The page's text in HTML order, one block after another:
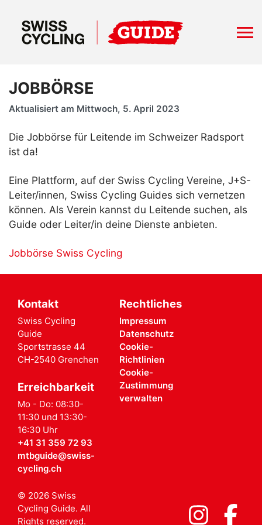
JOBBÖRSE
Aktualisiert am Mittwoch, 5. April 2023
Die Jobbörse für Leitende im Schweizer Radsport
ist da!
Eine Plattform, auf der Swiss Cycling Vereine, J+S-
Leiter/innen, Swiss Cycling Guides sich vernetzen
können. Als Verein kannst du Leitende suchen, als
Guide oder Leiter/in deine Dienste anbieten.
Jobbörse Swiss Cycling
Kontakt
Swiss Cycling
Guide
Sportstrasse 44
CH-2540 Grenchen
Erreichbarkeit
Mo - Do: 08:30-
11:30 und 13:30-
16:30 Uhr
+41 31 359 72 93
mtbguide@swiss-
cycling.ch
© 2026 Swiss
Cycling Guide. All
Rights reserved.
Rechtliches
Impressum
Datenschutz
Cookie-
Richtlinien
Cookie-
Zustimmung
verwalten